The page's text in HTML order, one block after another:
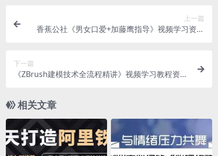
上一篇
香蕉公社《男女口爱+加藤鹰指导》视频学习资料
下一篇
《ZBrush建模技术全流程精讲》视频学习教程资料
相关文章